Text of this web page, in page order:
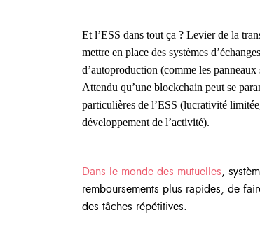
Et l’ESS dans tout ça ? Levier de la
mettre en place des systèmes
d’autoproduction (comme les
Attendu qu’une blockchain peut se
particulières de l’ESS (lucrativité
développement de l’activité).
Dans le monde des mutuelles,
remboursements plus rapides, de
des tâches répétitives.